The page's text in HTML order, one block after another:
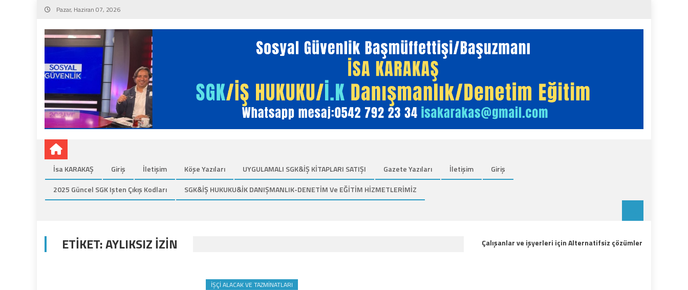
Skip
content
Pazar, Haziran 07, 2026
İsa KARAKAŞ Giriş İletişim Köşe Yazıları UYGULAMALI SGK&İŞ KİTAPLARI SATIŞI Gazete Yazıları İletişim
Giriş
2025 Güncel SGK Işten Çıkış Kodları
SGK&İŞ HUKUKU&İK DANIŞMANLIK-DENETİM Ve EĞİTİM HİZMETLERİMİZ
ETIKET:AYLIKSIZ IZIN
İŞÇI ALACAK VE TAZMINATLARI
Çalışanlar ve işyerleri için Alternatifsiz çözümler